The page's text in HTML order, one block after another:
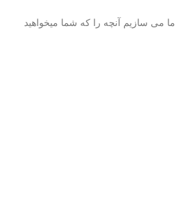
ما می سازیم آنچه را که شما میخواهید